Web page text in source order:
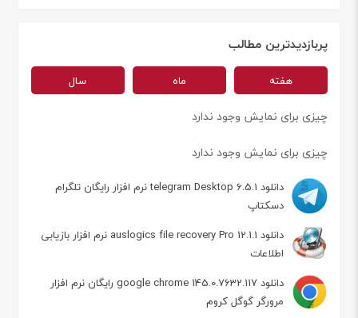
پربازدیدترین مطالب
هفته ماه سال
چیزی برای نمایش وجود ندارد
چیزی برای نمایش وجود ندارد
دانلود telegram Desktop 6.5.1 نرم افزار رایگان تلگرام
دسکتاپ
دانلود auslogics file recovery Pro 12.1.1 نرم افزار بازیابی
اطلاعات
دانلود google chrome 145.0.7632.117 رایگان نرم افزار
مرورگر گوگل کروم